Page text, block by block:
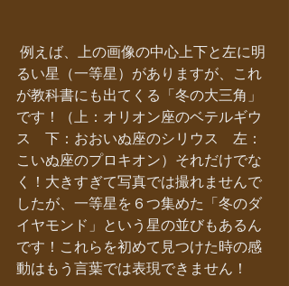
るい星（一等星）がありますが、これ
が教科書にも出てくる「冬の大三角」
です！（上：オリオン座のベテルギウ
ス　下：おおいぬ座のシリウス　左：
こいぬ座のプロキオン）それだけでな
く！大きすぎて写真では撮れませんで
したが、一等星を６つ集めた「冬のダ
イヤモンド」という星の並びもあるん
です！これらを初めて見つけた時の感
動はもう言葉では表現できません！